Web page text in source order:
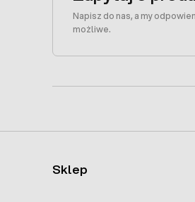
Napisz do nas, a my
możliwe.
Sklep